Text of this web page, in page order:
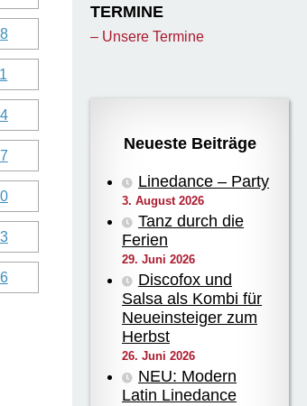
TERMINE
– Unsere Termine
Neueste Beiträge
Linedance – Party
3. August 2026
Tanz durch die
Ferien
29. Juni 2026
Discofox und
Salsa als Kombi für
Neueinsteiger zum
Herbst
26. Juni 2026
NEU: Modern
Latin Linedance